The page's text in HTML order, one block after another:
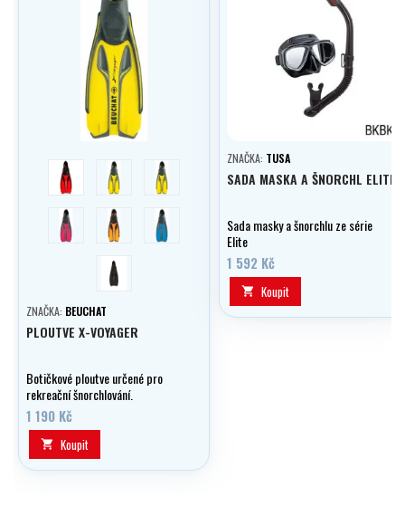
červená modrá žlutá
malinová Oranžová aqua
černá
ZNAČKA: BEUCHAT
PLOUTVE X-VOYAGER
Botičkové ploutve určené pro
rekreační šnorchlování.
1 190 Kč
 Koupit
ZNAČKA: TUSA
SADA MASKA A ŠNORCHL ELITE
Sada masky a šnorchlu ze série
Elite
1 592 Kč
 Koupit